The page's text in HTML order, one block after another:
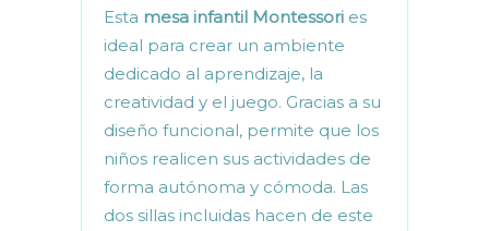
Esta mesa infantil Montessori es
ideal para crear un ambiente
dedicado al aprendizaje, la
creatividad y el juego. Gracias a su
diseño funcional, permite que los
niños realicen sus actividades de
forma autónoma y cómoda. Las
dos sillas incluidas hacen de este